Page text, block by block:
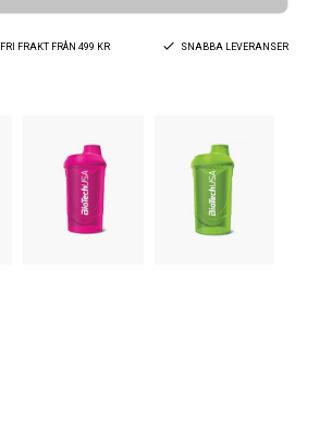
FRI FRAKT FRÅN 499 KR SNABBA LEVERANSER